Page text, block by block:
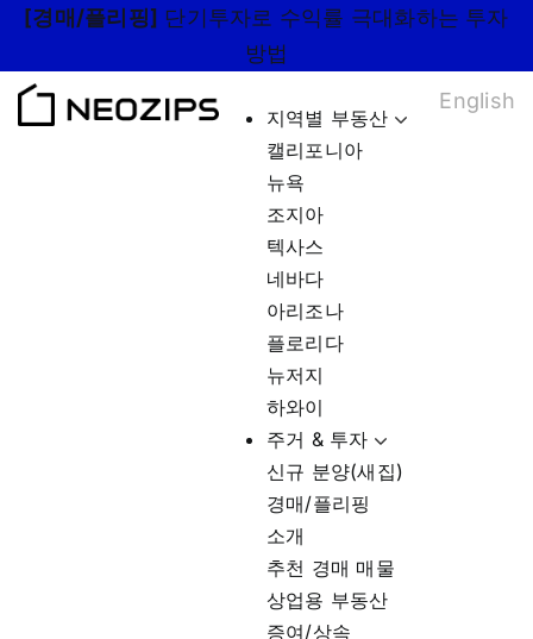
Skip
content
[경매/플리핑] 단기투자로 수익률 극대화하는 투자
방법
지역별 부동산
캘리포니아
뉴욕
조지아
텍사스
네바다
아리조나
플로리다
뉴저지
하와이
주거 & 투자
신규 분양(새집)
경매/플리핑
소개
추천 경매 매물
상업용 부동산
증여/상속
English